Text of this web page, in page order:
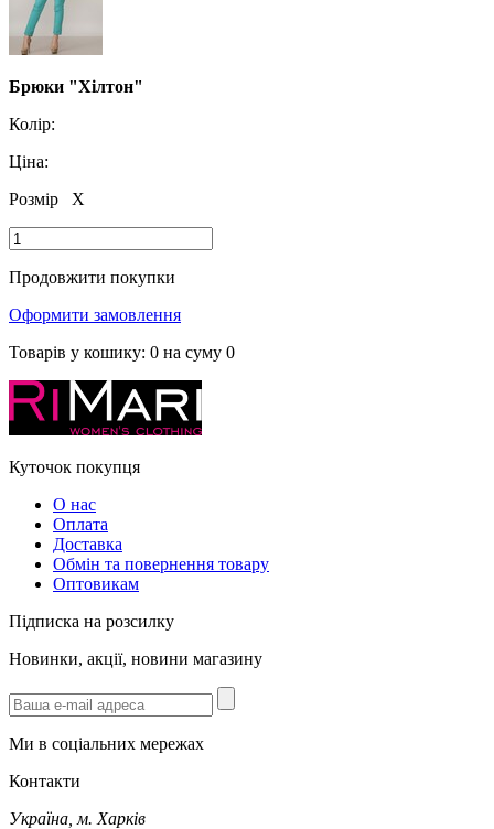
Брюки "Хілтон"
Колір:
Ціна:
Розмір
X
Продовжити покупки
Оформити замовлення
Товарів у кошику: 0 на суму 0
Куточок покупця
О нас
Оплата
Доставка
Обмін та повернення товару
Оптовикам
Підписка на розсилку
Новинки, акції, новини магазину
Ми в соціальних мережах
Контакти
Україна, м. Харків